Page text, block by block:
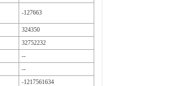
-127663
324350
32752232
--
--
-1217561634